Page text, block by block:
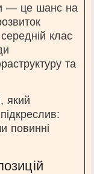
— це шанс на
клас
та
який
повинні